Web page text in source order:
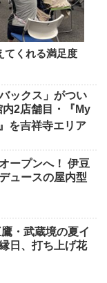
てくれる満足度
ックス」がつい
2店舗目・『My
を吉祥寺エリア
ープンへ！ 伊豆
ュースの屋内型
・武蔵境の夏イ
日、打ち上げ花